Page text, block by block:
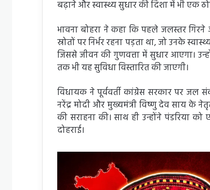
बढ़ाने और स्वास्थ्य सुधार की दिशा में भी एक
भावना बोहरा ने कहा कि पहले जलस्तर
स्रोतों पर निर्भर रहना पड़ता था, जो उनके
जिससे जीवन की गुणवत्ता में सुधार आएगा।
तक भी यह सुविधा विस्तारित की जाएगी।
विधायक ने पूर्ववर्ती कांग्रेस सरकार पर
नरेंद्र मोदी और मुख्यमंत्री विष्णु देव साय के
की सराहना की। साथ ही उन्होंने पंडरिया को
दोहराई।